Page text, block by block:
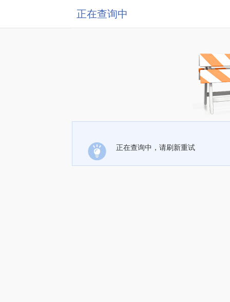
正在查询中
正在查询中，请刷新重试